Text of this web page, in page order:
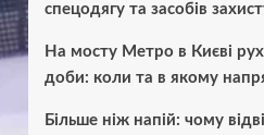
спецодягу та засобів
На мосту Метро в Києві
доби: коли та в якому
Більше ніж напій: чому